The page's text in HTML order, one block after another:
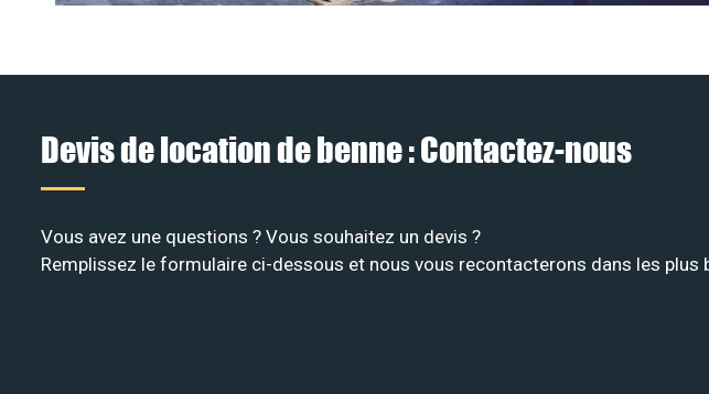
Devis de location de benne : Contactez-nous
Vous avez une questions ? Vous souhaitez un devis ?
Remplissez le formulaire ci-dessous et nous vous recontacterons dans les plus